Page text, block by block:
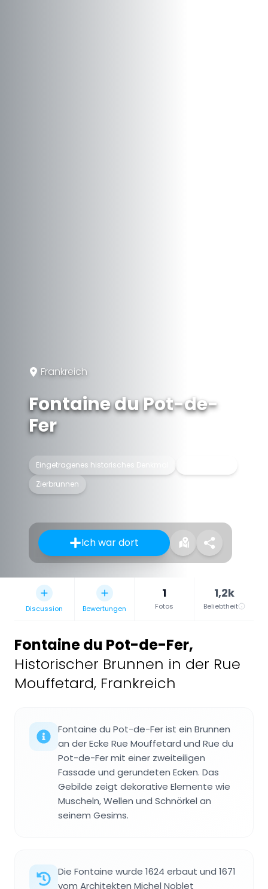
Frankreich
Fontaine du Pot-de-
Fer
Eingetragenes historisches Denkmal
Zierbrunnen
Ich war dort
Discussion Bewertungen
1
Fotos
1,2k
Beliebtheit
Fontaine du Pot-de-Fer,
Historischer Brunnen in der Rue
Mouffetard, Frankreich
Fontaine du Pot-de-Fer ist ein Brunnen
an der Ecke Rue Mouffetard und Rue du
Pot-de-Fer mit einer zweiteiligen
Fassade und gerundeten Ecken. Das
Gebilde zeigt dekorative Elemente wie
Muscheln, Wellen und Schnörkel an
seinem Gesims.
Die Fontaine wurde 1624 erbaut und 1671
vom Architekten Michel Noblet